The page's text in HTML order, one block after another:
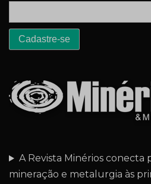
A Revista Minérios conecta
mineração e metalurgia às